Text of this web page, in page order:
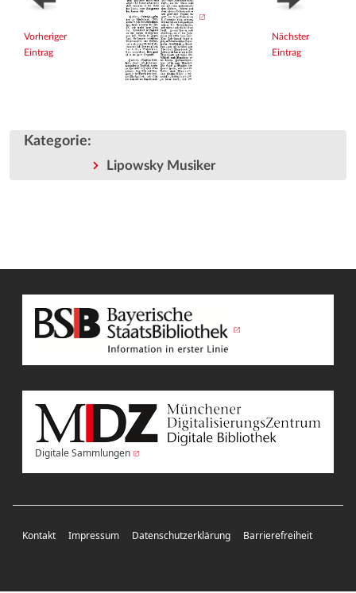
Vorheriger
Eintrag
Nächster
Eintrag
Kategorie:
Lipowsky Musiker
Digitale Sammlungen
Kontakt Impressum Datenschutzerklärung Barrierefreiheit